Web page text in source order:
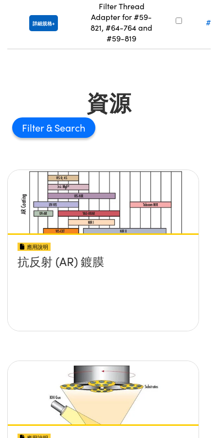
詳細規格
Filter Thread
Adapter for #59-
821, #64-764 and
#59-819
資源
Filter
應用說明
抗反射 (AR) 鍍膜